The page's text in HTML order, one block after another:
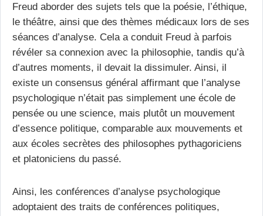
Freud aborder des sujets tels que la poésie, l’éthique,
le théâtre, ainsi que des thèmes médicaux lors de ses
séances d’analyse. Cela a conduit Freud à parfois
révéler sa connexion avec la philosophie, tandis qu’à
d’autres moments, il devait la dissimuler. Ainsi, il
existe un consensus général affirmant que l’analyse
psychologique n’était pas simplement une école de
pensée ou une science, mais plutôt un mouvement
d’essence politique, comparable aux mouvements et
aux écoles secrètes des philosophes pythagoriciens
et platoniciens du passé.
Ainsi, les conférences d’analyse psychologique
adoptaient des traits de conférences politiques,